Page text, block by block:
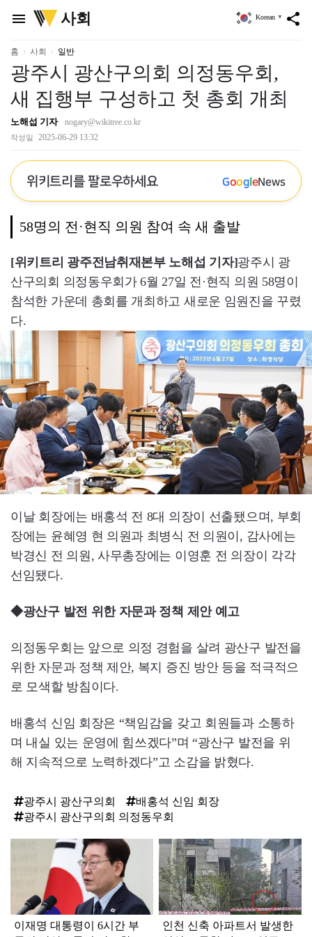
menu
위
키
리
사회 share
Korean ▼
홈 사회 일반
광주시 광산구의회 의정동우회,
새 집행부 구성하고 첫 총회 개최
노해섭 기자 nogary@wikitree.co.kr
작성일 2025-06-29 13:32
위키트리를 팔로우하세요 GoogleNews
58명의 전·현직 의원 참여 속 새 출발
[위키트리 광주전남취재본부 노해섭 기자]광주시 광
산구의회 의정동우회가 6월 27일 전·현직 의원 58명이
참석한 가운데 총회를 개최하고 새로운 임원진을 꾸렸
다.
이날 회장에는 배홍석 전 8대 의장이 선출됐으며, 부회
장에는 윤혜영 현 의원과 최병식 전 의원이, 감사에는
박경신 전 의원, 사무총장에는 이영훈 전 의장이 각각
선임됐다.
◆광산구 발전 위한 자문과 정책 제안 예고
의정동우회는 앞으로 의정 경험을 살려 광산구 발전을
위한 자문과 정책 제안, 복지 증진 방안 등을 적극적으
로 모색할 방침이다.
배홍석 신임 회장은 “책임감을 갖고 회원들과 소통하
며 내실 있는 운영에 힘쓰겠다”며 “광산구 발전을 위
해 지속적으로 노력하겠다”고 소감을 밝혔다.
광주시 광산구의회
배홍석 신임 회장
광주시 광산구의회 의정동우회
이재명 대통령이 6시간 부
인천 신축 아파트서 발생한